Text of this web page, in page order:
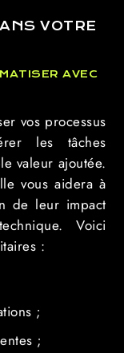
VOTRE
AVEC
vos processus
les tâches
valeur ajoutée.
vous aidera à
de leur impact
Voici
:
;
;